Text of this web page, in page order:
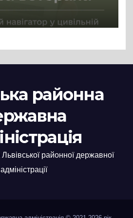
районна
районної державної
адміністрації